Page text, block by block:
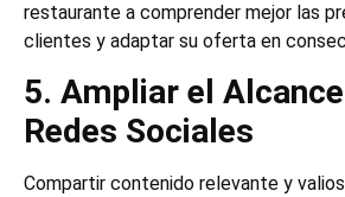
restaurante a comprender mejor las
clientes y adaptar su oferta en
5. Ampliar el
Redes Sociales
Compartir contenido relevante y